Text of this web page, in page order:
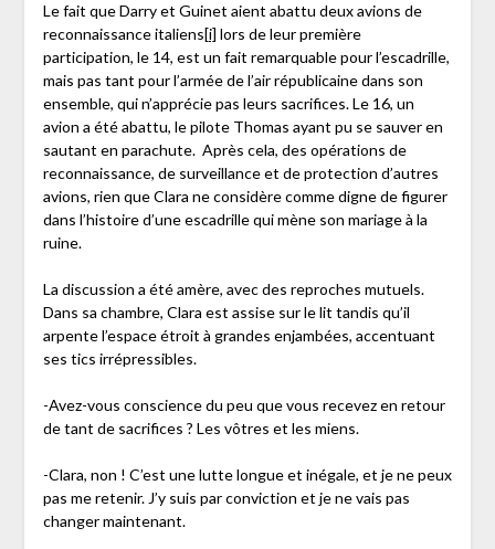
Le fait que Darry et Guinet aient abattu deux avions de
reconnaissance italiens[i] lors de leur première
participation, le 14, est un fait remarquable pour l’escadrille,
mais pas tant pour l’armée de l’air républicaine dans son
ensemble, qui n’apprécie pas leurs sacrifices. Le 16, un
avion a été abattu, le pilote Thomas ayant pu se sauver en
sautant en parachute. Après cela, des opérations de
reconnaissance, de surveillance et de protection d’autres
avions, rien que Clara ne considère comme digne de figurer
dans l’histoire d’une escadrille qui mène son mariage à la
ruine.
La discussion a été amère, avec des reproches mutuels.
Dans sa chambre, Clara est assise sur le lit tandis qu’il
arpente l’espace étroit à grandes enjambées, accentuant
ses tics irrépressibles.
-Avez-vous conscience du peu que vous recevez en retour
de tant de sacrifices ? Les vôtres et les miens.
-Clara, non ! C’est une lutte longue et inégale, et je ne peux
pas me retenir. J’y suis par conviction et je ne vais pas
changer maintenant.